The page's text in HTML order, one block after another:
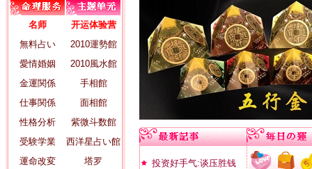
名师
無料占い
愛情婚姻
金運関係
仕事関係
性格分析
受験学業
運命改変
开运体验营
2010運勢館
2010風水館
手相館
面相館
紫微斗数館
西洋星占い館
塔罗
投资好手气:谈压胜钱